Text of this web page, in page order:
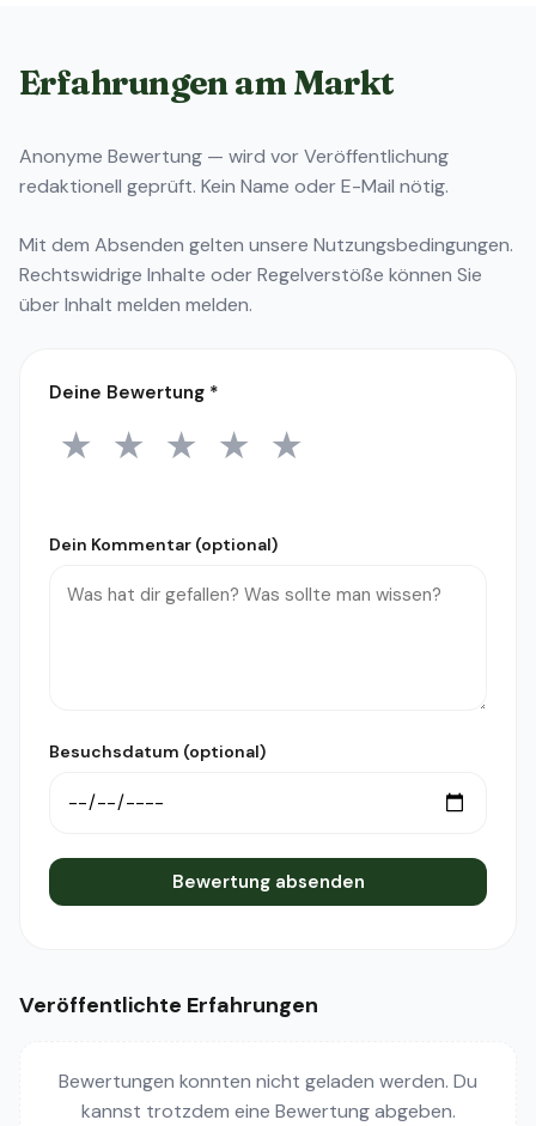
Erfahrungen am Markt
Anonyme Bewertung — wird vor Veröffentlichung
redaktionell geprüft. Kein Name oder E-Mail nötig.
Mit dem Absenden gelten unsere Nutzungsbedingungen.
Rechtswidrige Inhalte oder Regelverstöße können Sie
überInhalt melden melden.
Deine Bewertung *
1 Stern
★ 2 Sterne
★ 3 Sterne
★ 4 Sterne
★ 5 Sterne
★
Dein Kommentar (optional)
Besuchsdatum (optional)
Bewertung absenden
Veröffentlichte Erfahrungen
Bewertungen konnten nicht geladen werden. Du
kannst trotzdem eine Bewertung abgeben.